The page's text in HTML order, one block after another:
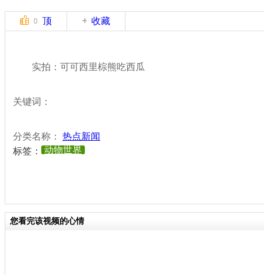
0 顶 收藏
实拍：可可西里棕熊吃西瓜
关键词：
分类名称： 热点新闻
标签：
动物世界
您看完该视频的心情